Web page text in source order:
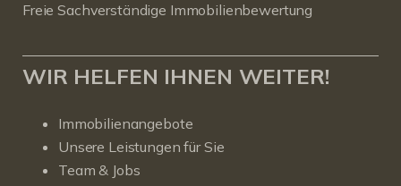
Freie Sachverständige Immobilienbewertung
WIR HELFEN IHNEN WEITER!
Immobilienangebote
Unsere Leistungen für Sie
Team & Jobs